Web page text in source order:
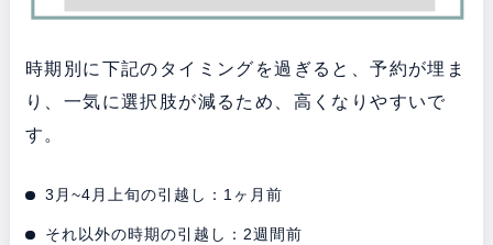
時期別に下記のタイミングを過ぎると、予約が埋ま
り、一気に選択肢が減るため、高くなりやすいで
す。
3月~4月上旬の引越し：1ヶ月前
それ以外の時期の引越し：2週間前